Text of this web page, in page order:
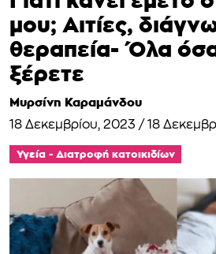
μου; Αιτίες,
θεραπεία- Όλα
ξέρετε
Μυρσίνη Καραμάνδου
18 Δεκεμβρίου, 2023 / 18
Υγεία - Διατροφή κατοικιδίων